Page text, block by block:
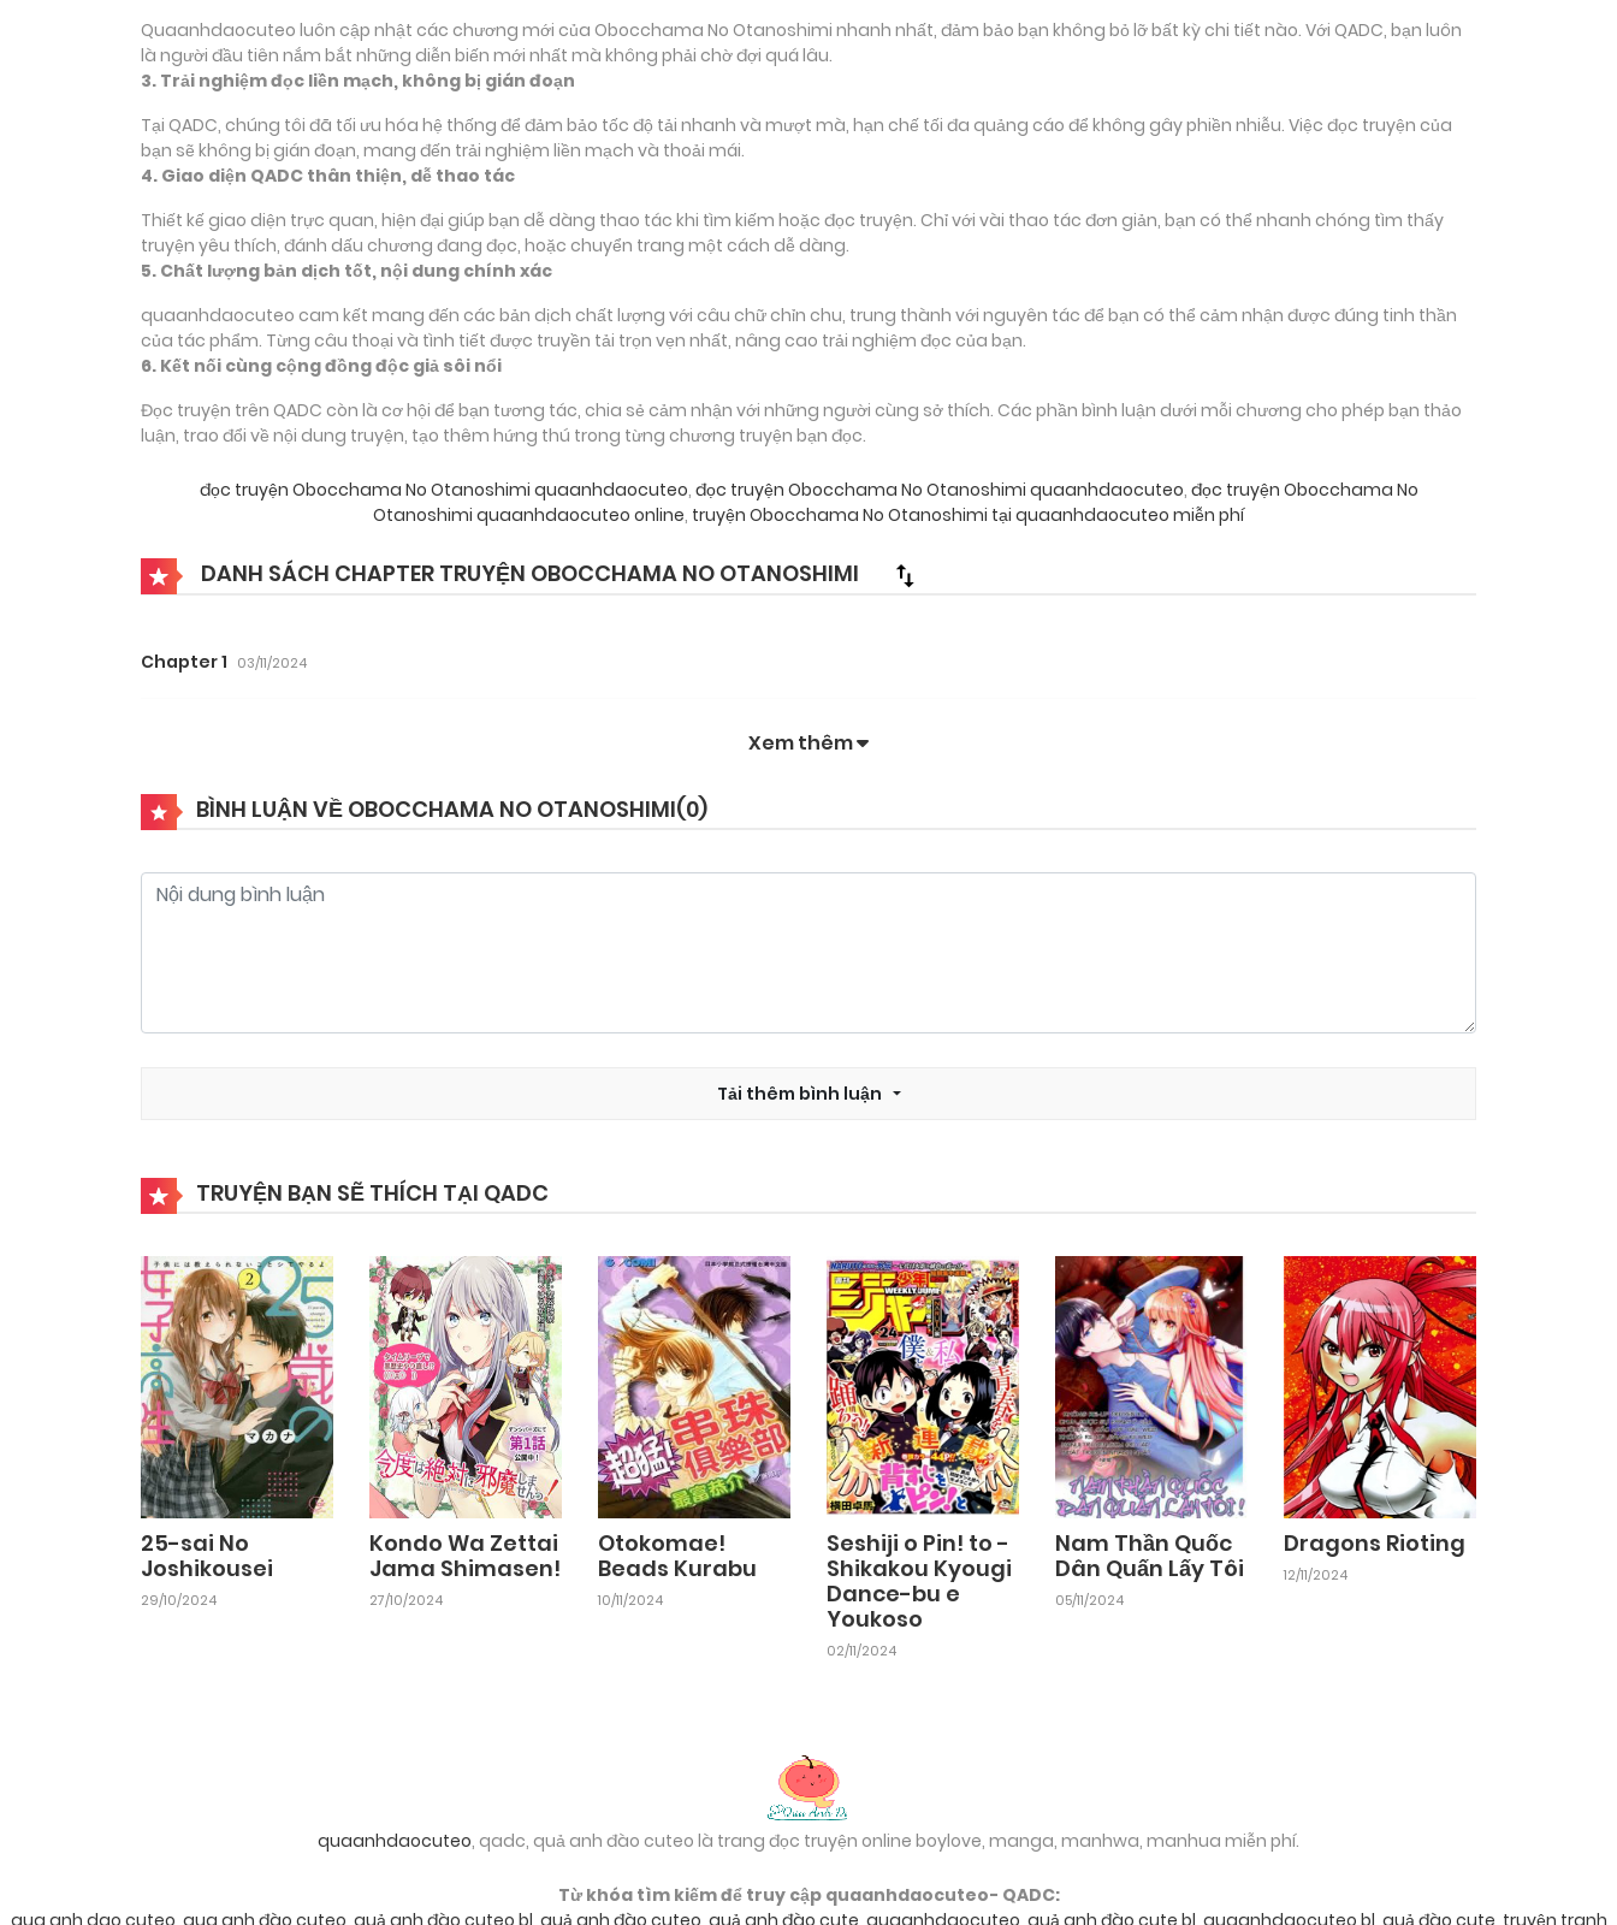
Quaanhdaocuteo luôn cập nhật các chương mới của Obocchama No Otanoshimi nhanh nhất, đảm bảo bạn không bỏ lỡ bất kỳ chi tiết nào. Với QADC, bạn luôn
là người đầu tiên nắm bắt những diễn biến mới nhất mà không phải chờ đợi quá lâu.
3. Trải nghiệm đọc liền mạch, không bị gián đoạn
Tại QADC, chúng tôi đã tối ưu hóa hệ thống để đảm bảo tốc độ tải nhanh và mượt mà, hạn chế tối đa quảng cáo để không gây phiền nhiễu. Việc đọc truyện của
bạn sẽ không bị gián đoạn, mang đến trải nghiệm liền mạch và thoải mái.
4. Giao diện QADC thân thiện, dễ thao tác
Thiết kế giao diện trực quan, hiện đại giúp bạn dễ dàng thao tác khi tìm kiếm hoặc đọc truyện. Chỉ với vài thao tác đơn giản, bạn có thể nhanh chóng tìm thấy
truyện yêu thích, đánh dấu chương đang đọc, hoặc chuyển trang một cách dễ dàng.
5. Chất lượng bản dịch tốt, nội dung chính xác
quaanhdaocuteo cam kết mang đến các bản dịch chất lượng với câu chữ chỉn chu, trung thành với nguyên tác để bạn có thể cảm nhận được đúng tinh thần
của tác phẩm. Từng câu thoại và tình tiết được truyền tải trọn vẹn nhất, nâng cao trải nghiệm đọc của bạn.
6. Kết nối cùng cộng đồng độc giả sôi nổi
Đọc truyện trên QADC còn là cơ hội để bạn tương tác, chia sẻ cảm nhận với những người cùng sở thích. Các phần bình luận dưới mỗi chương cho phép bạn thảo
luận, trao đổi về nội dung truyện, tạo thêm hứng thú trong từng chương truyện bạn đọc.
đọc truyện Obocchama No Otanoshimi quaanhdaocuteo, đọc truyện Obocchama No Otanoshimi quaanhdaocuteo, đọc truyện Obocchama No
Otanoshimi quaanhdaocuteo online, truyện Obocchama No Otanoshimi tại quaanhdaocuteo miễn phí
DANH SÁCH CHAPTER TRUYỆN OBOCCHAMA NO OTANOSHIMI
Chapter 1 03/11/2024
Xem thêm
BÌNH LUẬN VỀ OBOCCHAMA NO OTANOSHIMI(0)
Tải thêm bình luận
TRUYỆN BẠN SẼ THÍCH TẠI QADC
25-sai No
Joshikousei
29/10/2024
Kondo Wa Zettai
Jama Shimasen!
27/10/2024
Otokomae!
Beads Kurabu
10/11/2024
Seshiji o Pin! to -
Shikakou Kyougi
Dance-bu e
Youkoso
02/11/2024
Nam Thần Quốc
Dân Quấn Lấy Tôi
05/11/2024
Dragons Rioting
12/11/2024
quaanhdaocuteo, qadc, quả anh đào cuteo là trang đọc truyện online boylove, manga, manhwa, manhua miễn phí.
Từ khóa tìm kiếm để truy cập quaanhdaocuteo- QADC: